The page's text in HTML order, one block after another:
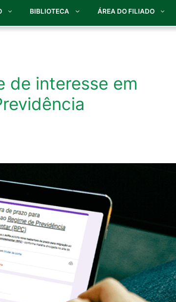
BIBLIOTECA ÁREA DO FILIADO
de interesse em